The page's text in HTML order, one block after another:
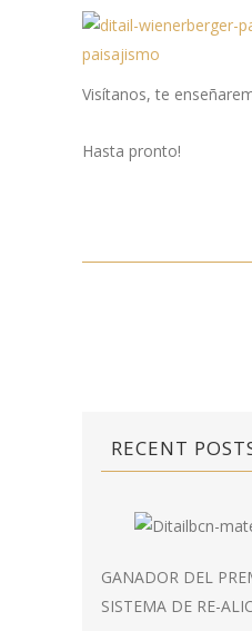
Visítanos, te
Hasta pronto!
RECENT
GANADOR DEL
SISTEMA DE RE-